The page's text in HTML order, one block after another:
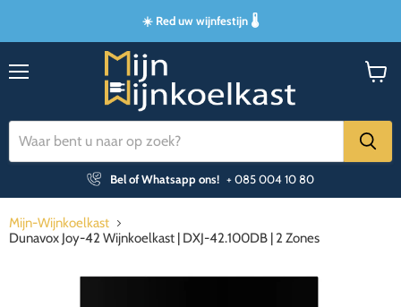
☀️ Red uw wijnfestijn 🌡️
Bel of Whatsapp ons! + 085 004 10 80
Mijn-Wijnkoelkast
Dunavox Joy-42 Wijnkoelkast | DXJ-42.100DB | 2 Zones